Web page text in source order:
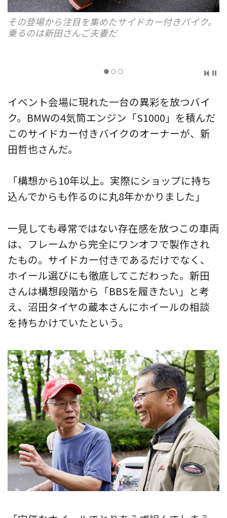
その登場から注目を集めたサイドカー付きバイク。
乗るのは新田さんご夫妻だ
イベント会場に現れた一台の異彩を放つバイ
ク。BMWの4気筒エンジン「S1000」を積んだ
このサイドカー付きバイクのオーナーが、新
田哲也さんだ。
「構想から10年以上。実際にショップに持ち
込んでからも作るのに丸8年かかりました」
一見しても尋常ではない存在感を放つこの車両
は、フレームから完全にワンオフで製作され
たもの。サイドカー付きであるだけでなく、
ホイール選びにも徹底してこだわった。新田
さんは構想段階から「BBSを履きたい」と考
え、沼田タイヤの蔵本さんにホイールの相談
を持ちかけていたという。